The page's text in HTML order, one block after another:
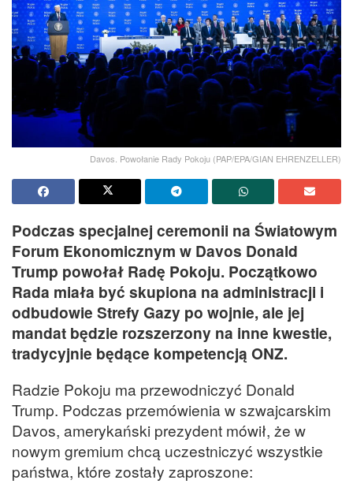
Davos. Powołanie Rady Pokoju (PAP/EPA/GIAN EHRENZELLER)
Podczas specjalnej ceremonii na Światowym
Forum Ekonomicznym w Davos Donald
Trump powołał Radę Pokoju. Początkowo
Rada miała być skupiona na administracji i
odbudowie Strefy Gazy po wojnie, ale jej
mandat będzie rozszerzony na inne kwestie,
tradycyjnie będące kompetencją ONZ.
Radzie Pokoju ma przewodniczyć Donald
Trump. Podczas przemówienia w szwajcarskim
Davos, amerykański prezydent mówił, że w
nowym gremium chcą uczestniczyć wszystkie
państwa, które zostały zaproszone: